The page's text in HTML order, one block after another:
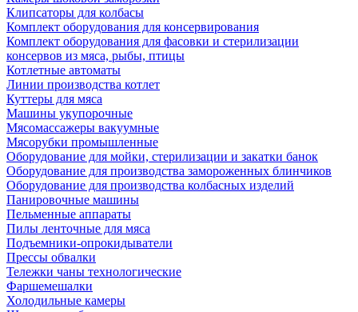
Клипсаторы для колбасы
Комплект оборудования для консервирования
Комплект оборудования для фасовки и стерилизации
консервов из мяса, рыбы, птицы
Котлетные автоматы
Линии производства котлет
Куттеры для мяса
Машины укупорочные
Мясомассажеры вакуумные
Мясорубки промышленные
Оборудование для мойки, стерилизации и закатки банок
Оборудование для производства замороженных блинчиков
Оборудование для производства колбасных изделий
Панировочные машины
Пельменные аппараты
Пилы ленточные для мяса
Подъемники-опрокидыватели
Прессы обвалки
Тележки чаны технологические
Фаршемешалки
Холодильные камеры